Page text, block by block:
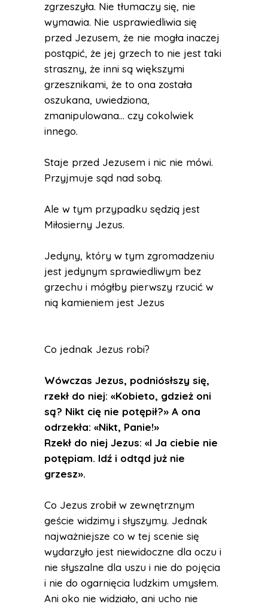
zgrzeszyła. Nie tłumaczy się, nie
wymawia. Nie usprawiedliwia się
przed Jezusem, że nie mogła inaczej
postąpić, że jej grzech to nie jest taki
straszny, że inni są większymi
grzesznikami, że to ona została
oszukana, uwiedziona,
zmanipulowana… czy cokolwiek
innego.
Staje przed Jezusem i nic nie mówi.
Przyjmuje sąd nad sobą.
Ale w tym przypadku sędzią jest
Miłosierny Jezus.
Jedyny, który w tym zgromadzeniu
jest jedynym sprawiedliwym bez
grzechu i mógłby pierwszy rzucić w
nią kamieniem jest Jezus
Co jednak Jezus robi?
Wówczas Jezus, podniósłszy się,
rzekł do niej: «Kobieto, gdzież oni
są? Nikt cię nie potępił?» A ona
odrzekła: «Nikt, Panie!»
Rzekł do niej Jezus: «I Ja ciebie nie
potępiam. Idź i odtąd już nie
grzesz».
Co Jezus zrobił w zewnętrznym
geście widzimy i słyszymy. Jednak
najważniejsze co w tej scenie się
wydarzyło jest niewidoczne dla oczu i
nie słyszalne dla uszu i nie do pojęcia
i nie do ogarnięcia ludzkim umysłem.
Ani oko nie widziało, ani ucho nie